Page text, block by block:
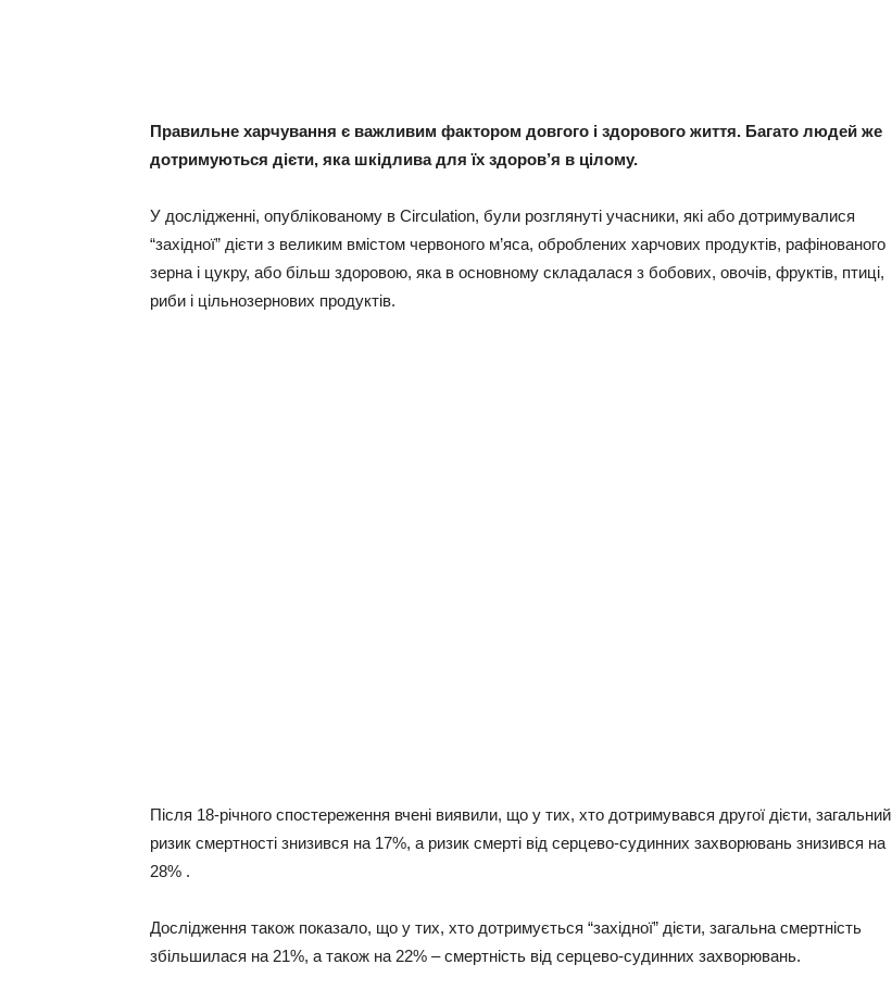
Правильне харчування є важливим фактором довгого і здорового життя. Багато людей же
дотримуються дієти, яка шкідлива для їх здоров’я в цілому.
У дослідженні, опублікованому в Circulation, були розглянуті учасники, які або дотримувалися
“західної” дієти з великим вмістом червоного м’яса, оброблених харчових продуктів, рафінованого
зерна і цукру, або більш здоровою, яка в основному складалася з бобових, овочів, фруктів, птиці,
риби і цільнозернових продуктів.
Після 18-річного спостереження вчені виявили, що у тих, хто дотримувався другої дієти, загальний
ризик смертності знизився на 17%, а ризик смерті від серцево-судинних захворювань знизився на
28% .
Дослідження також показало, що у тих, хто дотримується “західної” дієти, загальна смертність
збільшилася на 21%, а також на 22% – смертність від серцево-судинних захворювань.